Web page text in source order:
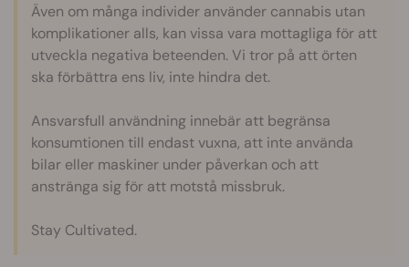
Även om många individer använder cannabis utan
komplikationer alls, kan vissa vara mottagliga för att
utveckla negativa beteenden. Vi tror på att örten
ska förbättra ens liv, inte hindra det.
Ansvarsfull användning innebär att begränsa
konsumtionen till endast vuxna, att inte använda
bilar eller maskiner under påverkan och att
anstränga sig för att motstå missbruk.
Stay Cultivated.